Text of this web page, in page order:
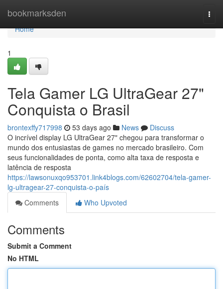
bookmarksden
Home
Home
1
Tela Gamer LG UltraGear 27"
Conquista o Brasil
brontexffy717998 53 days ago News
Discuss
O incrível display LG UltraGear 27" chegou para transformar o
mundo dos entusiastas de games no mercado brasileiro. Com
seus funcionalidades de ponta, como alta taxa de resposta e
latência de resposta
https://lawsonuxqo953701.link4blogs.com/62602704/tela-gamer-
lg-ultragear-27-conquista-o-país
Comments
Who Upvoted
Comments
Submit a Comment
No HTML